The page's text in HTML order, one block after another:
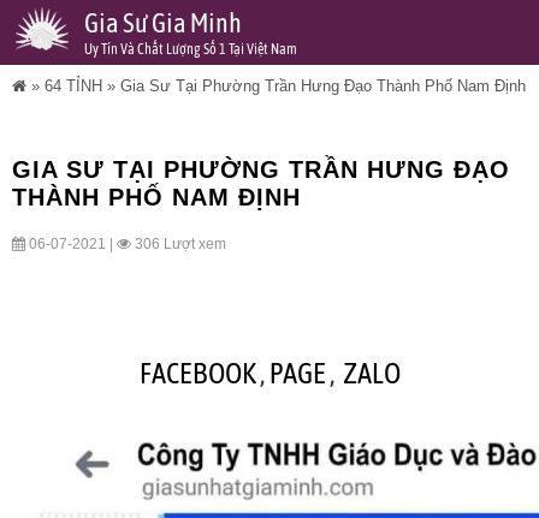
Gia Sư Gia Minh
Uy Tín Và Chất Lượng Số 1 Tại Việt Nam
» 64 TỈNH » Gia Sư Tại Phường Trần Hưng Đạo Thành Phố Nam Định
GIA SƯ TẠI PHƯỜNG TRẦN HƯNG ĐẠO
THÀNH PHỐ NAM ĐỊNH
06-07-2021 | 306 Lượt xem
FACEBOOK,PAGE, ZALO